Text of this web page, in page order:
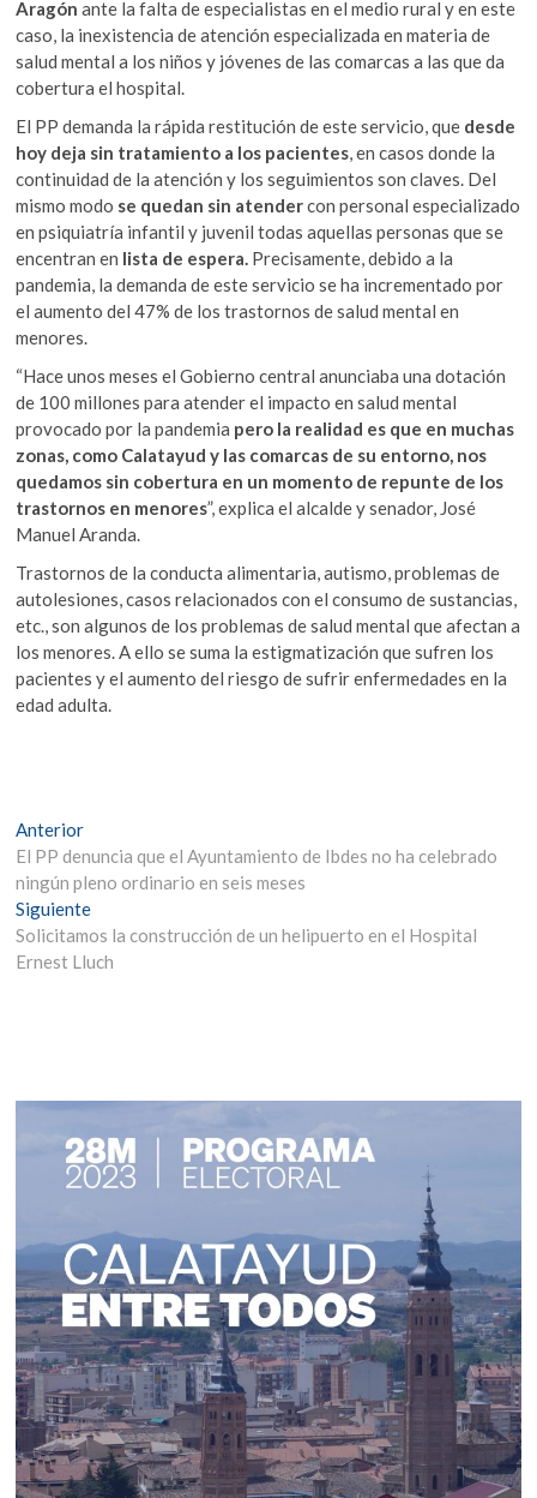
Aragónante la falta de especialistas en el medio rural y en este
caso, la inexistencia de atención especializada en materia de
salud mental a los niños y jóvenes de las comarcas a las que da
cobertura el hospital.
El PP demanda la rápida restitución de este servicio, que desde
hoy deja sin tratamiento a los pacientes , en casos donde la
continuidad de la atención y los seguimientos son claves. Del
mismo modo se quedan sin atendercon personal especializado
en psiquiatría infantil y juvenil todas aquellas personas que se
encentran en lista de espera. Precisamente, debido a la
pandemia, la demanda de este servicio se ha incrementado por
el aumento del 47% de los trastornos de salud mental en
menores.
“Hace unos meses el Gobierno central anunciaba una dotación
de 100 millones para atender el impacto en salud mental
provocado por la pandemia pero la realidad es que en muchas
zonas, como Calatayud y las comarcas de su entorno, nos
quedamos sin cobertura en un momento de repunte de los
trastornos en menores”, explica el alcalde y senador, José
Manuel Aranda.
Trastornos de la conducta alimentaria, autismo, problemas de
autolesiones, casos relacionados con el consumo de sustancias,
etc., son algunos de los problemas de salud mental que afectan a
los menores. A ello se suma la estigmatización que sufren los
pacientes y el aumento del riesgo de sufrir enfermedades en la
edad adulta.
Navegación
de
entradas
AnteriorEntrada
anterior:
El PP denuncia que el Ayuntamiento de Ibdes no ha celebrado
ningún pleno ordinario en seis meses
SiguienteEntrada
siguiente:
Solicitamos la construcción de un helipuerto en el Hospital
Ernest Lluch